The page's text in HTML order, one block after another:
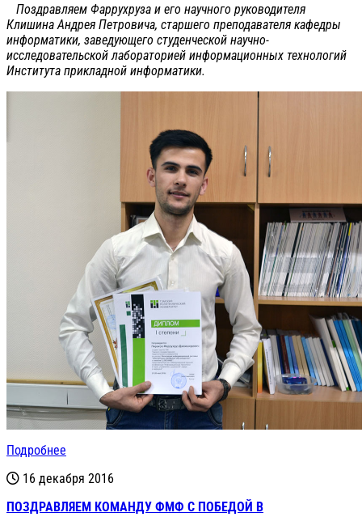
Поздравляем Фаррухруза и его научного руководителя
Клишина Андрея Петровича, старшего преподавателя кафедры
информатики, заведующего студенческой научно-
исследовательской лабораторией информационных технологий
Института прикладной информатики.
Подробнее
16 декабря 2016
ПОЗДРАВЛЯЕМ КОМАНДУ ФМФ С ПОБЕДОЙ В